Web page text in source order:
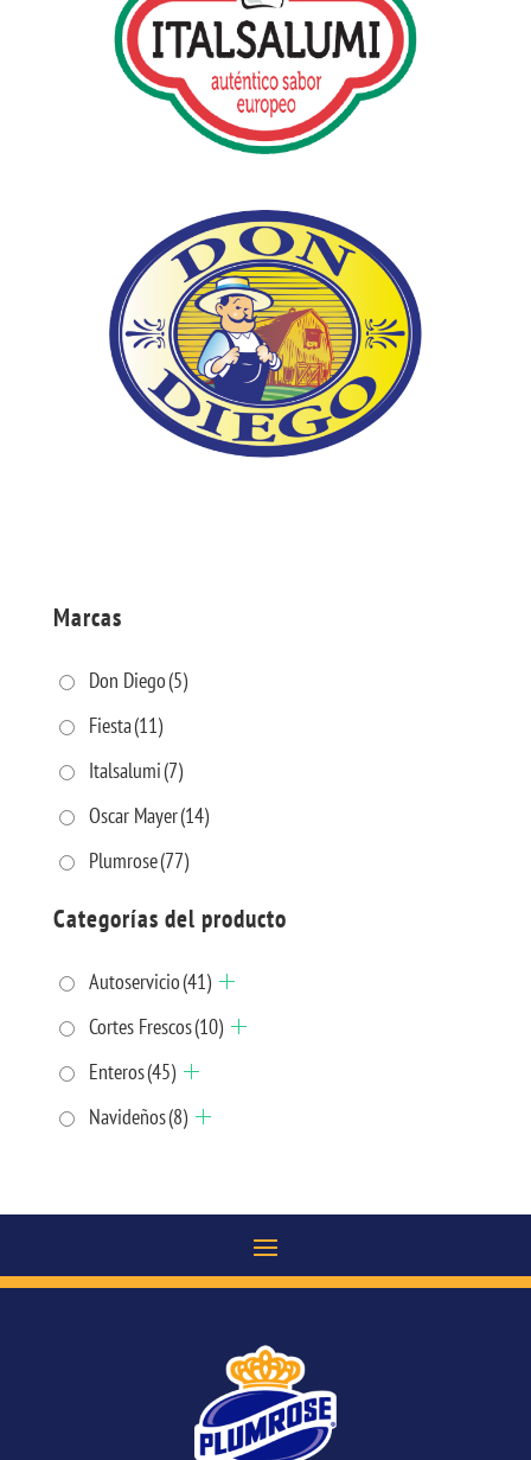
Marcas
Don Diego(5)
Fiesta(11)
Italsalumi(7)
Oscar Mayer(14)
Plumrose(77)
Categorías del producto
Autoservicio(41)
Cortes Frescos(10)
Enteros(45)
Navideños(8)